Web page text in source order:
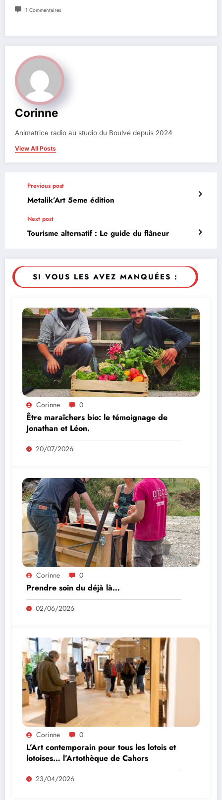
1 Commentaires
Corinne
Animatrice radio au studio du Boulvé depuis 2024
View All Posts
Previous post
Metalik’Art 5eme édition
Next post
Tourisme alternatif : Le guide du flâneur
SI VOUS LES AVEZ MANQUÉES :
Corinne 0
Être maraîchers bio: le témoignage de
Jonathan et Léon.
20/07/2026
Corinne 0
Prendre soin du déjà là…
02/06/2026
Corinne 0
L’Art contemporain pour tous les lotois et
lotoises… l’Artothèque de Cahors
23/04/2026